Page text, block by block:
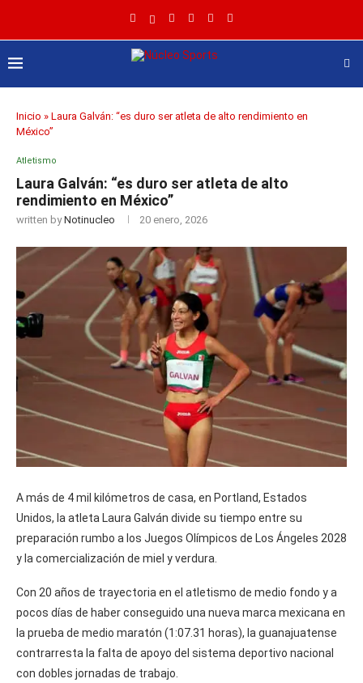
Inicio » Laura Galván: “es duro ser atleta de alto rendimiento en
México”
Atletismo
Laura Galván: “es duro ser atleta de alto
rendimiento en México”
written byNotinucleo 20 enero, 2026
A más de 4 mil kilómetros de casa, en Portland, Estados
Unidos, la atleta Laura Galván divide su tiempo entre su
preparación rumbo a los Juegos Olímpicos de Los Ángeles 2028
y la comercialización de miel y verdura.
Con 20 años de trayectoria en el atletismo de medio fondo y a
pocos días de haber conseguido una nueva marca mexicana en
la prueba de medio maratón (1:07.31 horas), la guanajuatense
contrarresta la falta de apoyo del sistema deportivo nacional
con dobles jornadas de trabajo.